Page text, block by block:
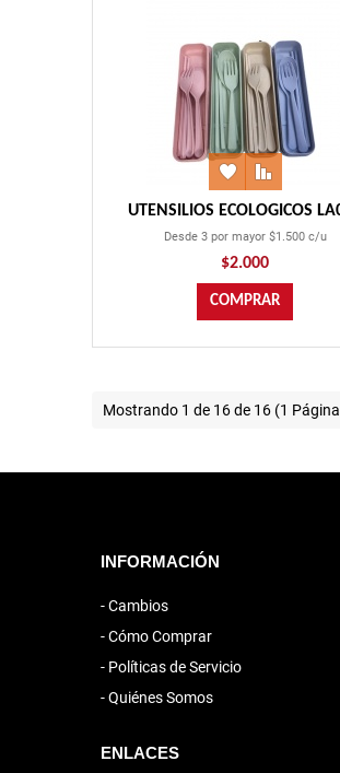
UTENSILIOS ECOLOGICOS
Desde 3 por mayor $1.500 c/u
$2.000
Mostrando 1 de 16 de 16 (1
INFORMACIÓN
Cambios
Cómo Comprar
Políticas de Servicio
Quiénes Somos
ENLACES